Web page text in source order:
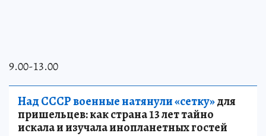
9.00-13.00
Над СССР военные натянули «сетку»для
пришельцев: как страна 13 лет тайно
искала и изучала инопланетных гостей